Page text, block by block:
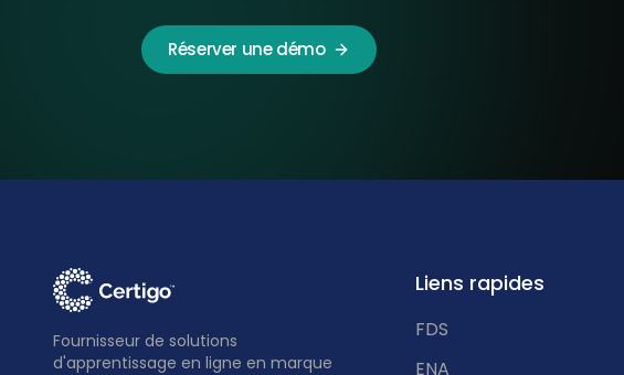
Réserver une démo
Fournisseur de solutions
d'apprentissage en ligne en marque
Liens rapides
FDS
ENA